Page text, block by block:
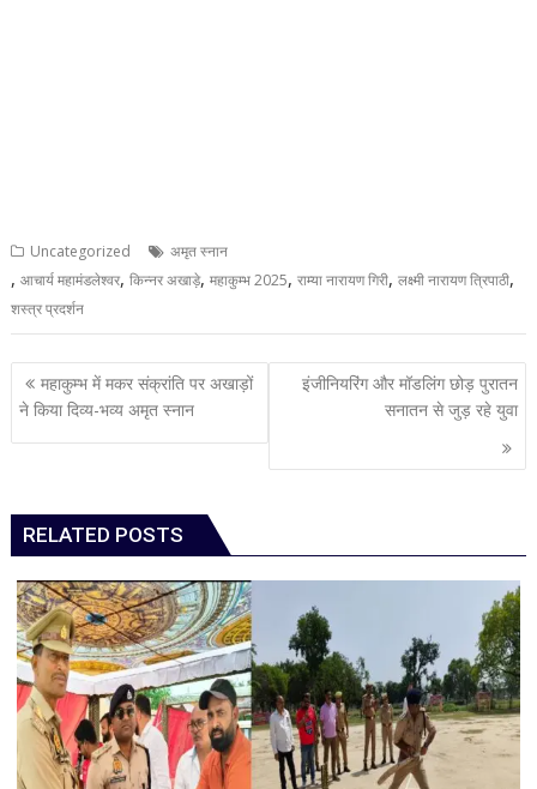
Uncategorized अमृत स्नान
,आचार्य महामंडलेश्वर,किन्नर अखाड़े,महाकुम्भ 2025,राम्या नारायण गिरी,लक्ष्मी नारायण त्रिपाठी,
शस्त्र प्रदर्शन
Post
navigation
महाकुम्भ में मकर संक्रांति पर अखाड़ों
ने किया दिव्य-भव्य अमृत स्नान
इंजीनियरिंग और मॉडलिंग छोड़ पुरातन
सनातन से जुड़ रहे युवा
RELATED POSTS